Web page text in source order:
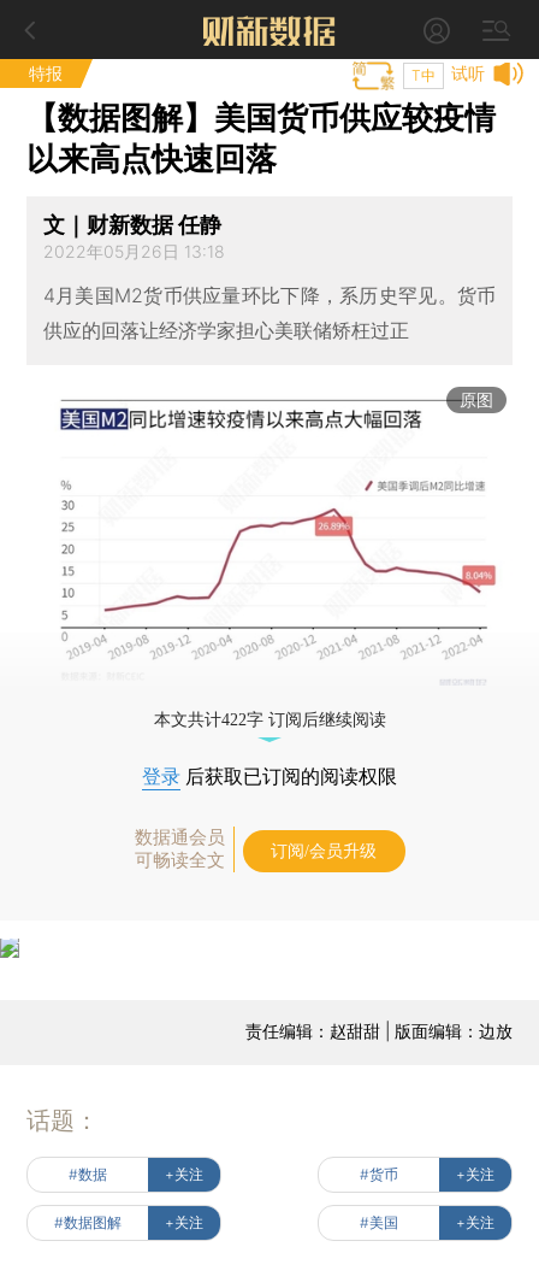
特报 试听
T中
【数据图解】美国货币供应较疫情
以来高点快速回落
文｜财新数据 任静
2022年05月26日 13:18
4月美国M2货币供应量环比下降，系历史罕见。货币
供应的回落让经济学家担心美联储矫枉过正
原图
本文共计422字 订阅后继续阅读
登录 后获取已订阅的阅读权限
数据通会员
可畅读全文
订阅/会员升级
责任编辑：赵甜甜 | 版面编辑：边放
话题：
#数据 +关注 #货币 +关注
#数据图解 +关注 #美国 +关注